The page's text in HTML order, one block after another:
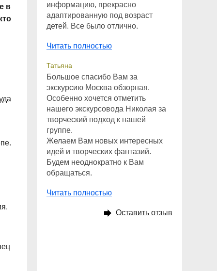
в
информацию, прекрасно
адаптированную под возраст
детей. Все было отлично.
Читать полностью
Татьяна
Большое спасибо Вам за
экскурсию Москва обзорная.
Особенно хочется отметить
нашего экскурсовода Николая за
творческий подход к нашей
группе.
Желаем Вам новых интересных
идей и творческих фантазий.
Будем неоднократно к Вам
обращаться.
Читать полностью
Оставить отзыв